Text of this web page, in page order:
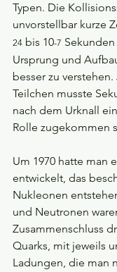
Typen. Die
unvorstellbar kurze
24 bis 10-7
Ursprung und
besser zu
Teilchen musste
nach dem Urknall
Rolle zugekommen
Um 1970 hatte man
entwickelt, das
Nukleonen
und Neutronen
Zusammenschluss
Quarks, mit jeweils
Ladungen, die man